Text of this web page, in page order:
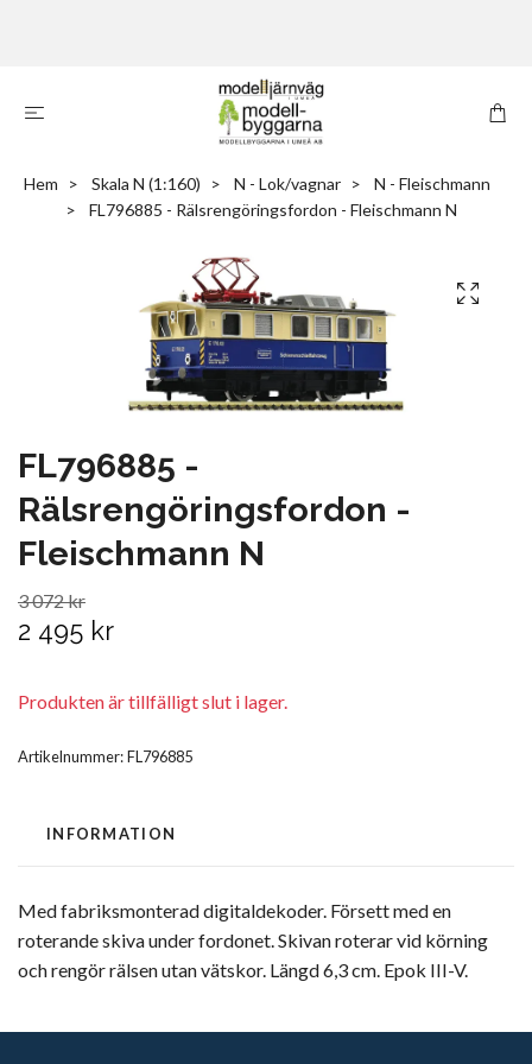
Hem Skala N (1:160) N - Lok/vagnar
N - Fleischmann
FL796885 - Rälsrengöringsfordon - Fleischmann N
FL796885 -
Rälsrengöringsfordon -
Fleischmann N
3 072 kr
2 495 kr
Produkten är tillfälligt slut i lager.
Artikelnummer:FL796885
INFORMATION
Med fabriksmonterad digitaldekoder. Försett med en
roterande skiva under fordonet. Skivan roterar vid körning
och rengör rälsen utan vätskor. Längd 6,3 cm. Epok III-V.